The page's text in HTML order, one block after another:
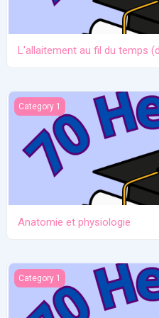
L'allaitement au fil du temps
Anatomie et physiologie
Category 1
Anatomie et physiologie
Ictère et hypoglycémie
Category 1